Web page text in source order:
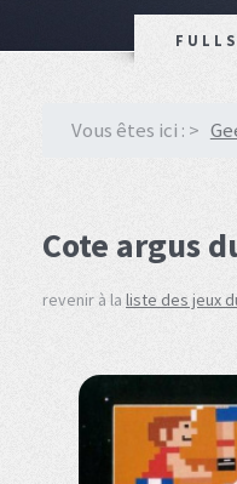
Vous êtes ici :
Cote argus
revenir à la liste des jeux